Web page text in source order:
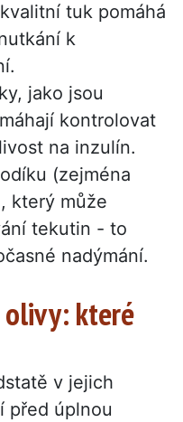
tuk pomáhá
k
jako jsou
kontrolovat
na inzulín.
(zejména
který může
tekutin - to
nadýmání.
olivy: které
v jejich
před úplnou